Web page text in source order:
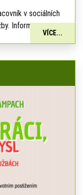
v sociálních
Informace:
VÍCE...